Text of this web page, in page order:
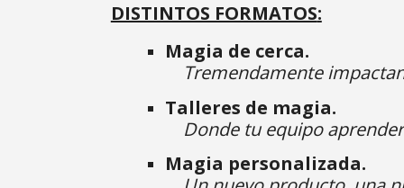
DISTINTOS FORMATOS:
Magia de cerca.
Tremendamente
Talleres de magia.
Donde tu equipo
Magia personalizada.